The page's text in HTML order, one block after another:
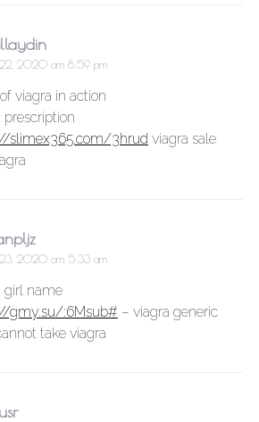
22, 2020 om 8:59 pm
viagra in action
prescription
slimex365.com/3hrud viagra sale
23, 2020 om 5:33 am
girl name
gmy.su/:6Msub# – viagra generic
take viagra